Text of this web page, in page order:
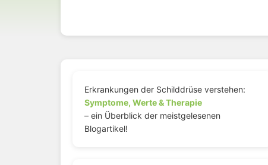
Erkrankungen der Schilddrüse verstehen:
Symptome, Werte & Therapie
– ein Überblick der meistgelesenen
Blogartikel!